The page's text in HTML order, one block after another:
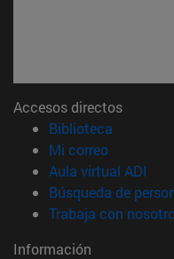
Accesos directos
Biblioteca
Mi correo(abre en
Aula virtual ADI
Búsqueda de
Trabaja con
Información